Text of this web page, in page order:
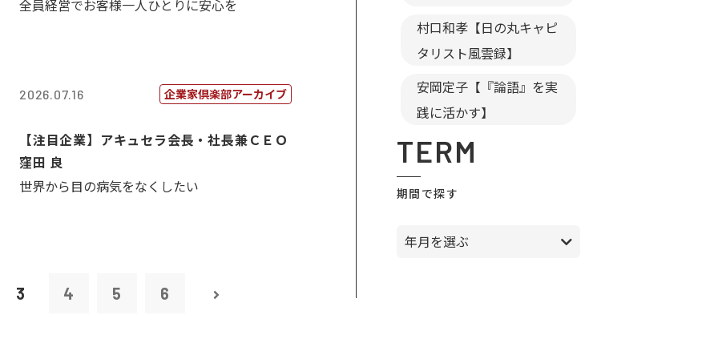
全員経営でお客様一人ひとりに安心を
2026.07.16 企業家倶楽部アーカイブ
【注目企業】アキュセラ会長・社長兼ＣＥＯ
窪田 良
世界から目の病気をなくしたい
3 4 5 6
村口和孝【日の丸キャピ
タリスト風雲録】
安岡定子【『論語』を実
践に活かす】
TERM
期間で探す
年月を選ぶ